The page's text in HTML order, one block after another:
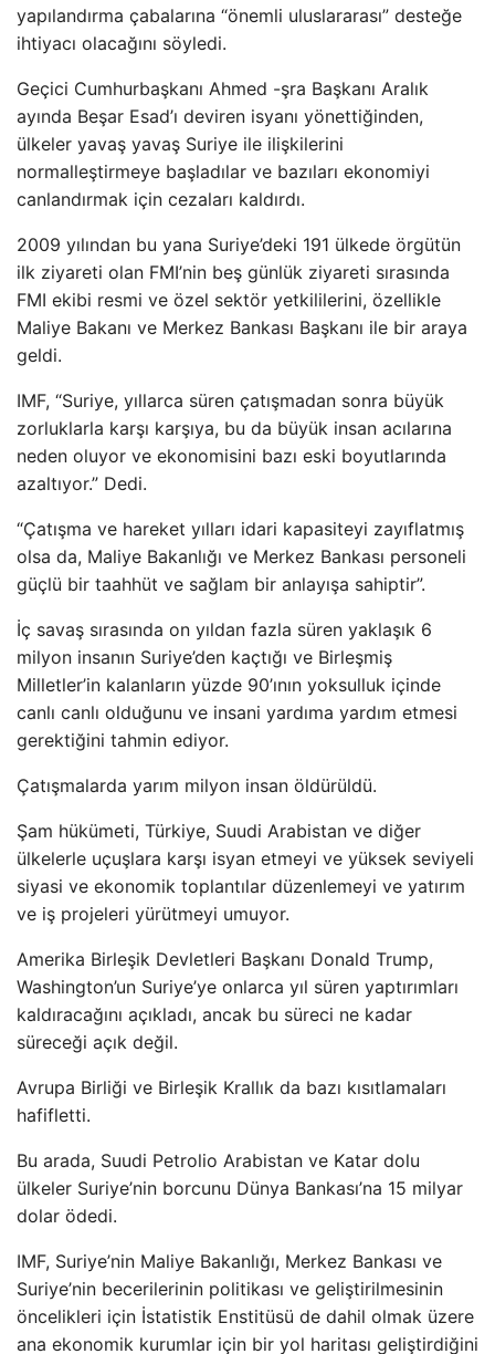
yapılandırma çabalarına “önemli uluslararası” desteğe
ihtiyacı olacağını söyledi.
Geçici Cumhurbaşkanı Ahmed -şra Başkanı Aralık
ayında Beşar Esad’ı deviren isyanı yönettiğinden,
ülkeler yavaş yavaş Suriye ile ilişkilerini
normalleştirmeye başladılar ve bazıları ekonomiyi
canlandırmak için cezaları kaldırdı.
2009 yılından bu yana Suriye’deki 191 ülkede örgütün
ilk ziyareti olan FMI’nin beş günlük ziyareti sırasında
FMI ekibi resmi ve özel sektör yetkililerini, özellikle
Maliye Bakanı ve Merkez Bankası Başkanı ile bir araya
geldi.
IMF, “Suriye, yıllarca süren çatışmadan sonra büyük
zorluklarla karşı karşıya, bu da büyük insan acılarına
neden oluyor ve ekonomisini bazı eski boyutlarında
azaltıyor.” Dedi.
“Çatışma ve hareket yılları idari kapasiteyi zayıflatmış
olsa da, Maliye Bakanlığı ve Merkez Bankası personeli
güçlü bir taahhüt ve sağlam bir anlayışa sahiptir”.
İç savaş sırasında on yıldan fazla süren yaklaşık 6
milyon insanın Suriye’den kaçtığı ve Birleşmiş
Milletler’in kalanların yüzde 90’ının yoksulluk içinde
canlı canlı olduğunu ve insani yardıma yardım etmesi
gerektiğini tahmin ediyor.
Çatışmalarda yarım milyon insan öldürüldü.
Şam hükümeti, Türkiye, Suudi Arabistan ve diğer
ülkelerle uçuşlara karşı isyan etmeyi ve yüksek seviyeli
siyasi ve ekonomik toplantılar düzenlemeyi ve yatırım
ve iş projeleri yürütmeyi umuyor.
Amerika Birleşik Devletleri Başkanı Donald Trump,
Washington’un Suriye’ye onlarca yıl süren yaptırımları
kaldıracağını açıkladı, ancak bu süreci ne kadar
süreceği açık değil.
Avrupa Birliği ve Birleşik Krallık da bazı kısıtlamaları
hafifletti.
Bu arada, Suudi Petrolio Arabistan ve Katar dolu
ülkeler Suriye’nin borcunu Dünya Bankası’na 15 milyar
dolar ödedi.
IMF, Suriye’nin Maliye Bakanlığı, Merkez Bankası ve
Suriye’nin becerilerinin politikası ve geliştirilmesinin
öncelikleri için İstatistik Enstitüsü de dahil olmak üzere
ana ekonomik kurumlar için bir yol haritası geliştirdiğini